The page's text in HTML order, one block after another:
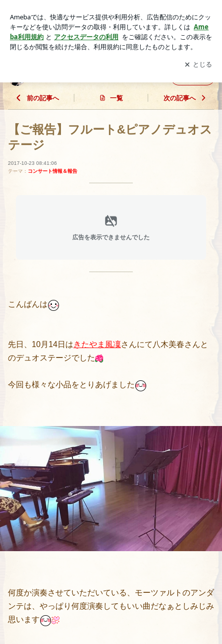
ート日記♪アプリをダウンロードして ブログの更新通知
を受け取りまし
ょう。
開く
前の記事へ 一覧 次の記事へ
【ご報告】フルート&ピアノデュオス
テージ
2017-10-23 08:41:06
テーマ： コンサート情報＆報告
広告を表示できませんでした
こんばんは
先日、10月14日はきたやま風凜さんにて八木美春さんと
のデュオステージでした
今回も様々な小品をとりあげました
何度か演奏させていただいている、モーツァルトのアンダ
ンテは、やっぱり何度演奏してもいい曲だなぁとしみじみ
思います